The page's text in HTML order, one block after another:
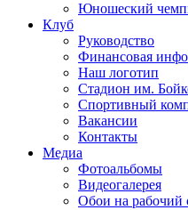
Юношеский
Клуб
Руководство
Финансовая
Наш логотип
Стадион им.
Спортивный
Вакансии
Контакты
Медиа
Фотоальбомы
Видеогалерея
Обои на рабочий